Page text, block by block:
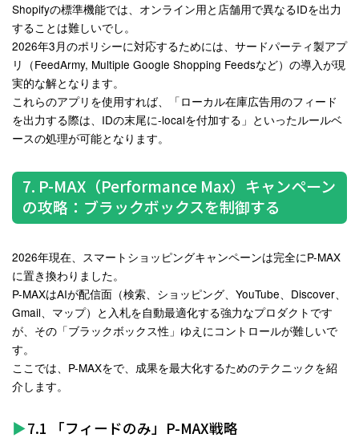
Shopifyの標準機能では、オンライン用と店舗用で異なるIDを出力
することは難しいでし。
2026年3月のポリシーに対応するためには、サードパーティ製アプ
リ（FeedArmy, Multiple Google Shopping Feedsなど）の導入が現
実的な解となります。
これらのアプリを使用すれば、「ローカル在庫広告用のフィード
を出力する際は、IDの末尾に-localを付加する」といったルールベ
ースの処理が可能となります。
7. P-MAX（Performance Max）キャンペーン
の攻略：ブラックボックスを制御する
2026年現在、スマートショッピングキャンペーンは完全にP-MAX
に置き換わりました。
P-MAXはAIが配信面（検索、ショッピング、YouTube、Discover、
Gmail、マップ）と入札を自動最適化する強力なプロダクトです
が、その「ブラックボックス性」ゆえにコントロールが難しいで
す。
ここでは、P-MAXをで、成果を最大化するためのテクニックを紹
介します。
7.1 「フィードのみ」P-MAX戦略